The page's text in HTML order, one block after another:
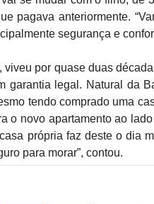
pagava anteriormente.
segurança e
viveu por quase duas
garantia legal. Natural da
tendo comprado uma
o novo apartamento ao
própria faz deste o dia
para morar”, contou.